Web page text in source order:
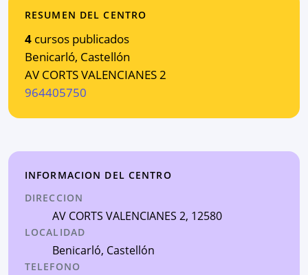
RESUMEN DEL CENTRO
4 cursos publicados
Benicarló, Castellón
AV CORTS VALENCIANES 2
964405750
INFORMACION DEL CENTRO
DIRECCION
AV CORTS VALENCIANES 2, 12580
LOCALIDAD
Benicarló, Castellón
TELEFONO